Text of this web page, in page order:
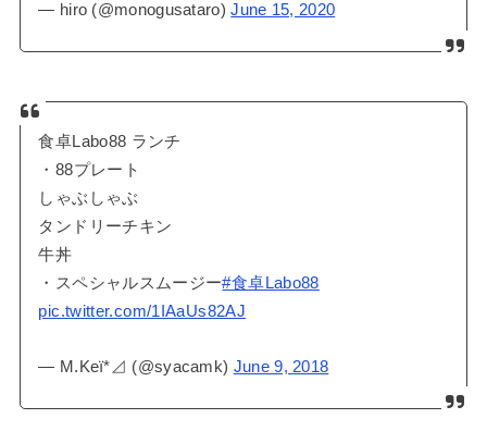
— hiro (@monogusataro)June 15, 2020
食卓Labo88 ランチ
・88プレート
しゃぶしゃぶ
タンドリーチキン
牛丼
・スペシャルスムージー#食卓Labo88
pic.twitter.com/1IAaUs82AJ
— M.Keï*⊿ (@syacamk) June 9, 2018